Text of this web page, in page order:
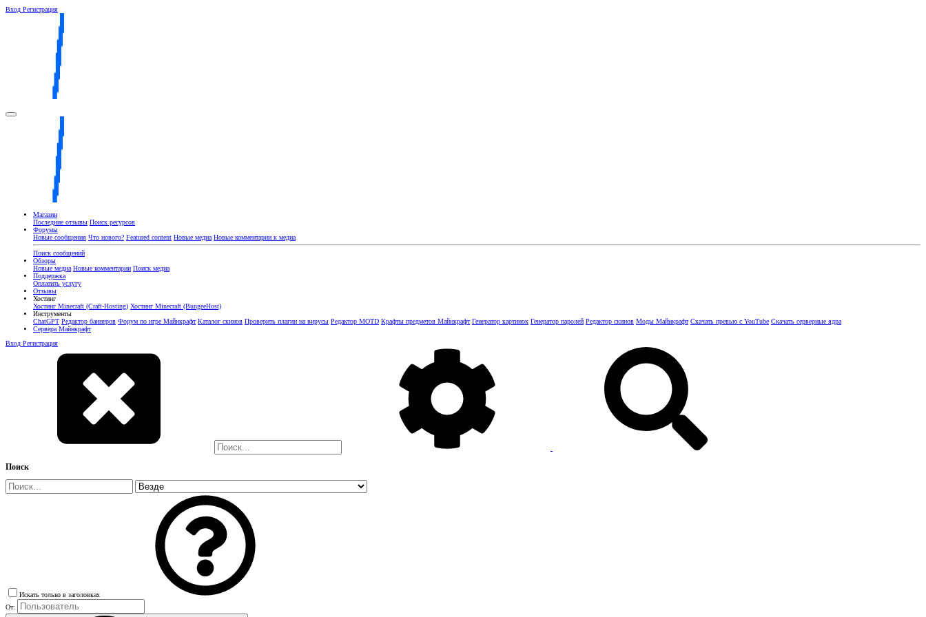
Вход Регистрация
Магазин
Последние отзывы Поиск ресурсов
Форумы
Новые сообщения Что нового? Featured content Новые медиа Новые комментарии к медиа
Поиск сообщений
Обзоры
Новые медиа Новые комментарии Поиск медиа
Поддержка
Оплатить услугу
Отзывы
Хостинг
Хостинг Minecraft (Craft-Hosting) Хостинг Minecraft (BungeeHost)
Инструменты
ChatGPT Редактор баннеров Форум по игре Майнкрафт Каталог скинов Проверить плагин на вирусы Редактор MOTD Крафты предметов Майнкрафт Генератор картинок Генератор паролей Редактор скинов Моды Майнкрафт Скачать превью с YouTube Скачать серверные ядра
Сервера Майнкрафт
Вход Регистрация
Поиск
Искать только в заголовках
От: